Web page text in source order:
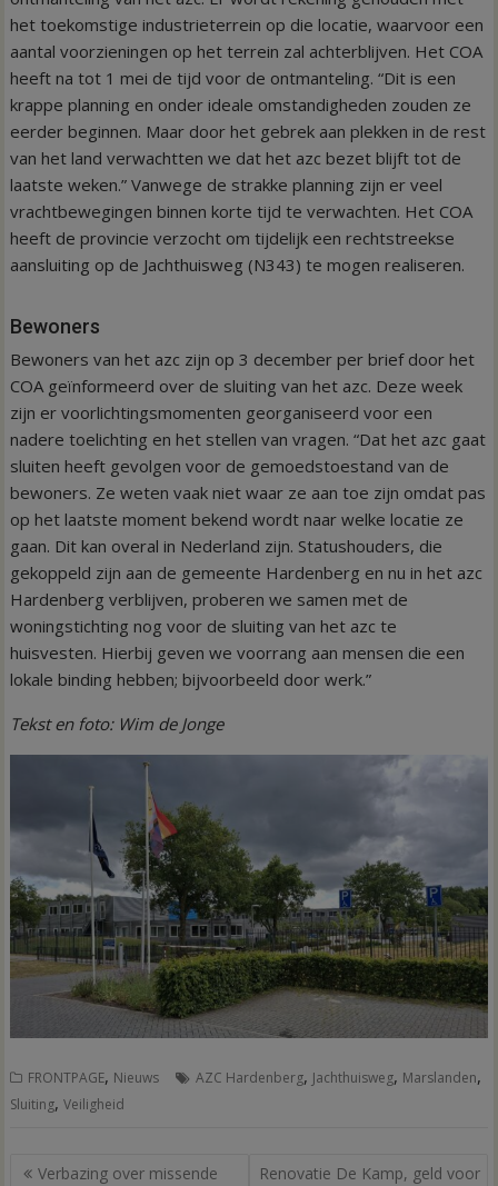
het toekomstige industrieterrein op die locatie, waarvoor een
aantal voorzieningen op het terrein zal achterblijven. Het COA
heeft na tot 1 mei de tijd voor de ontmanteling. “Dit is een
krappe planning en onder ideale omstandigheden zouden ze
eerder beginnen. Maar door het gebrek aan plekken in de rest
van het land verwachtten we dat het azc bezet blijft tot de
laatste weken.” Vanwege de strakke planning zijn er veel
vrachtbewegingen binnen korte tijd te verwachten. Het COA
heeft de provincie verzocht om tijdelijk een rechtstreekse
aansluiting op de Jachthuisweg (N343) te mogen realiseren.
Bewoners
Bewoners van het azc zijn op 3 december per brief door het
COA geïnformeerd over de sluiting van het azc. Deze week
zijn er voorlichtingsmomenten georganiseerd voor een
nadere toelichting en het stellen van vragen. “Dat het azc gaat
sluiten heeft gevolgen voor de gemoedstoestand van de
bewoners. Ze weten vaak niet waar ze aan toe zijn omdat pas
op het laatste moment bekend wordt naar welke locatie ze
gaan. Dit kan overal in Nederland zijn. Statushouders, die
gekoppeld zijn aan de gemeente Hardenberg en nu in het azc
Hardenberg verblijven, proberen we samen met de
woningstichting nog voor de sluiting van het azc te
huisvesten. Hierbij geven we voorrang aan mensen die een
lokale binding hebben; bijvoorbeeld door werk.”
Tekst en foto: Wim de Jonge
FRONTPAGE, Nieuws AZC Hardenberg, Jachthuisweg, Marslanden,
Sluiting,Veiligheid
Bericht
Verbazing over missende Renovatie De Kamp, geld voor